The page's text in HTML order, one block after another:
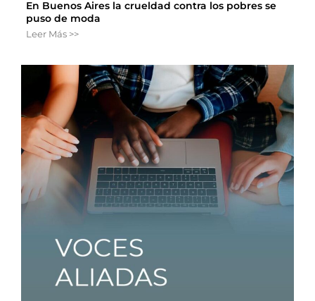
En Buenos Aires la crueldad contra los pobres se
puso de moda
Leer Más >>